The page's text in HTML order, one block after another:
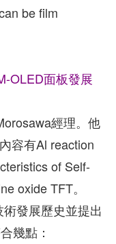
be film
OLED面板發展
經理。他
容有Al reaction
of Self-
oxide TFT。
發展歷史並提出
幾點：